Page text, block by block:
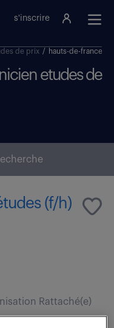
s'inscrire
de prix / hauts-de-france
etudes de
(f/h)
Rattaché(e)
vous assurez